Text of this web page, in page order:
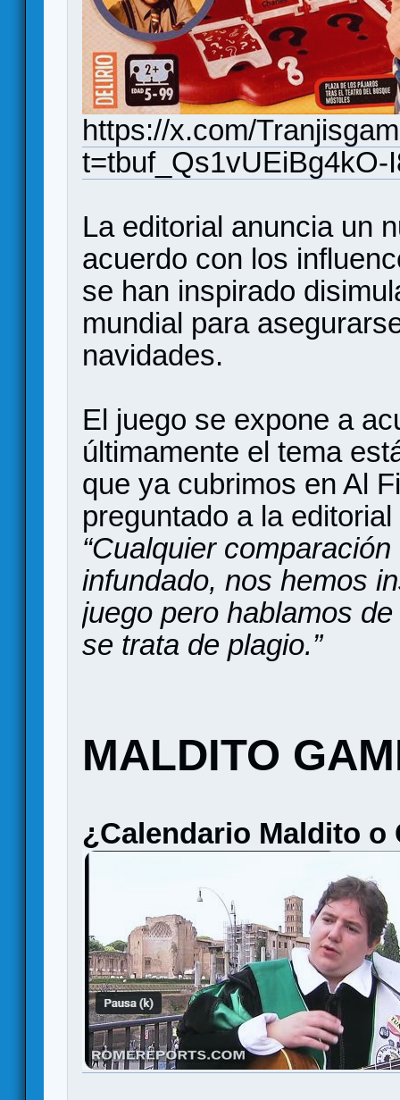
https://x.com/
t=tbuf_Qs1vUEiBg4kO-
La editorial anuncia un
acuerdo con los
se han inspirado
mundial para
navidades.
El juego se expone a
últimamente el tema
que ya cubrimos en Al
preguntado a la
“Cualquier
infundado, nos hemos
juego pero hablamos
se trata de plagio.”
MALDITO
¿Calendario Maldito o